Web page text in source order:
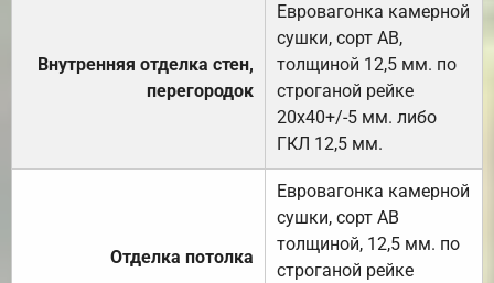
Внутренняя отделка стен,
перегородок
Евровагонка камерной
сушки, сорт АВ,
толщиной 12,5 мм. по
строганой рейке
20х40+/-5 мм. либо
ГКЛ 12,5 мм.
Отделка потолка
Евровагонка камерной
сушки, сорт АВ
толщиной, 12,5 мм. по
строганой рейке